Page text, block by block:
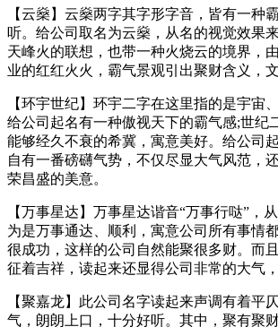
【云燊】云燊两字其字形字音，皆有一种
听。给公司取名为云燊，从名的视觉效果
天峰火的联想，也带一种火烧云的境界，
业的红红火火，霸气景观引出聚财含义，
【环宇世纪】环宇二字在这里指的是宇宙
给公司起名有一种傲视天下的霸气感;世纪
能够经久不衰的希冀，寓意美好。给公司
自有一番磅礴气势，不仅尽显大气风范，
荣昌盛的美意。
【万事星达】万事星达谐音“万事行哒”，
为是万事通达、顺利，寓意公司所有事情
很成功，这样的公司自然能聚很多财。而
征着吉祥，读起来还显得公司非常的大气
【聚嘉龙】此公司名字读起来声调有着平
气，朗朗上口，十分好听。其中，聚有聚